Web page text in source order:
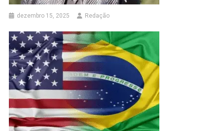
dezembro 15, 2025 Redação